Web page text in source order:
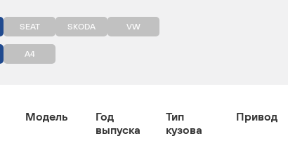
SEAT SKODA VW
A4
Модель
Год
выпуска
Тип
кузова
Привод